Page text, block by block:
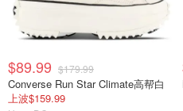
$89.99 $179.99
Converse Run Star Climate高帮白
上波$159.99